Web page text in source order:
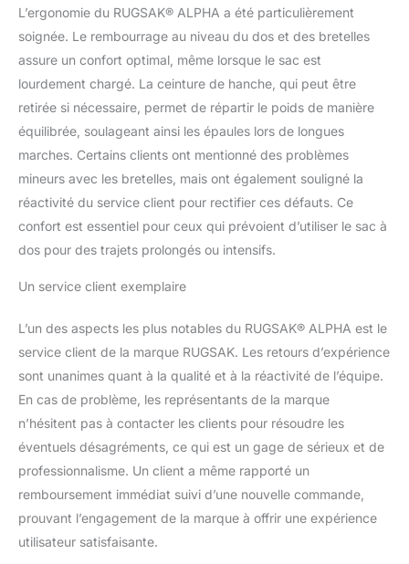
en continu de 18 à 45
litres.
L’ergonomie du RUGSAK® ALPHA a été particulièrement
soignée. Le rembourrage au niveau du dos et des bretelles
assure un confort optimal, même lorsque le sac est
lourdement chargé. La ceinture de hanche, qui peut être
retirée si nécessaire, permet de répartir le poids de manière
équilibrée, soulageant ainsi les épaules lors de longues
marches. Certains clients ont mentionné des problèmes
mineurs avec les bretelles, mais ont également souligné la
réactivité du service client pour rectifier ces défauts. Ce
confort est essentiel pour ceux qui prévoient d’utiliser le sac à
dos pour des trajets prolongés ou intensifs.
Un service client exemplaire
L’un des aspects les plus notables du RUGSAK® ALPHA est le
service client de la marque RUGSAK. Les retours d’expérience
sont unanimes quant à la qualité et à la réactivité de l’équipe.
En cas de problème, les représentants de la marque
n’hésitent pas à contacter les clients pour résoudre les
éventuels désagréments, ce qui est un gage de sérieux et de
professionnalisme. Un client a même rapporté un
remboursement immédiat suivi d’une nouvelle commande,
prouvant l’engagement de la marque à offrir une expérience
utilisateur satisfaisante.